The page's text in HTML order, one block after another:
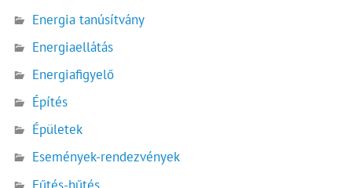
Energia tanúsítvány
Energiaellátás
Energiafigyelő
Építés
Épületek
Események-rendezvények
Fűtés-hűtés